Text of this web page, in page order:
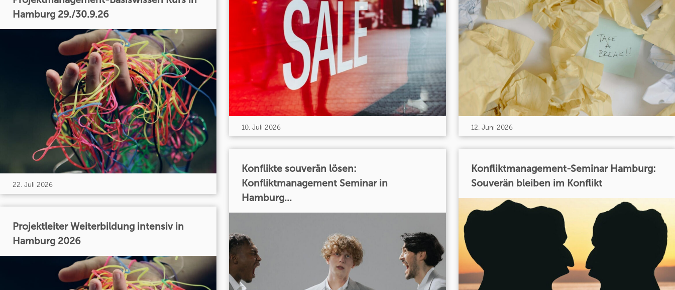
Hamburg 29./30.9.26
22. Juli 2026
Projektleiter Weiterbildung intensiv in
Hamburg 2026
10. Juli 2026
Konflikte souverän lösen:
Konfliktmanagement Seminar in
Hamburg...
12. Juni 2026
Konfliktmanagement-Seminar Hamburg:
Souverän bleiben im Konflikt